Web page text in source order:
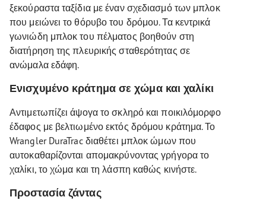
ξεκούραστα ταξίδια με έναν σχεδιασμό των μπλοκ
που μειώνει το θόρυβο του δρόμου. Τα κεντρικά
γωνιώδη μπλοκ του πέλματος βοηθούν στη
διατήρηση της πλευρικής σταθερότητας σε
ανώμαλα εδάφη.
Ενισχυμένο κράτημα σε χώμα και χαλίκι
Αντιμετωπίζει άψογα το σκληρό και ποικιλόμορφο
έδαφος με βελτιωμένο εκτός δρόμου κράτημα. Το
Wrangler DuraTrac διαθέτει μπλοκ ώμων που
αυτοκαθαρίζονται απομακρύνοντας γρήγορα το
χαλίκι, το χώμα και τη λάσπη καθώς κινήστε.
Προστασία ζάντας